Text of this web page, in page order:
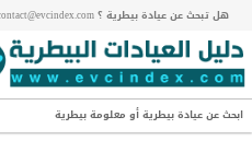
هل تبحث عن عيادة بيطرية ؟ contact@evcindex.com
ابحث عن عيادة بيطرية أو معلومة بيطرية